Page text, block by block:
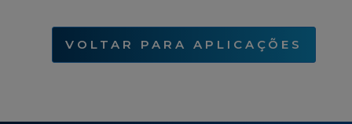
VOLTAR PARA APLICAÇÕES